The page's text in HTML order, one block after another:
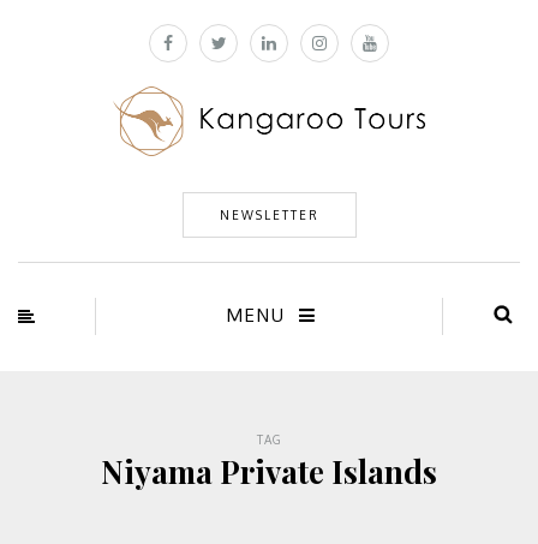
NEWSLETTER
MENU
TAG
Niyama Private Islands